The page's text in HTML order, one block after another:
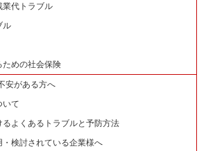
業代トラブル
ル
ための社会保険
安がある方へ
いて
るよくあるトラブルと予防方法
・検討されている企業様へ